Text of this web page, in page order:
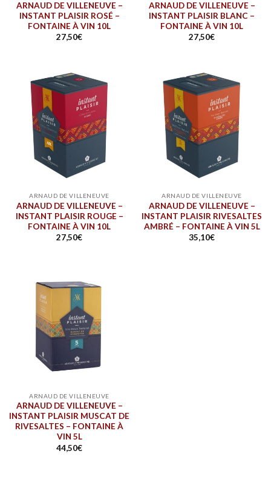
ARNAUD DE VILLENEUVE –
INSTANT PLAISIR ROSÉ –
FONTAINE À VIN 10L
27,50€
ARNAUD DE VILLENEUVE –
INSTANT PLAISIR BLANC –
FONTAINE À VIN 10L
27,50€
ARNAUD DE VILLENEUVE
ARNAUD DE VILLENEUVE –
INSTANT PLAISIR ROUGE –
FONTAINE À VIN 10L
27,50€
ARNAUD DE VILLENEUVE
ARNAUD DE VILLENEUVE –
INSTANT PLAISIR RIVESALTES
AMBRÉ – FONTAINE À VIN 5L
35,10€
ARNAUD DE VILLENEUVE
ARNAUD DE VILLENEUVE –
INSTANT PLAISIR MUSCAT DE
RIVESALTES – FONTAINE À
VIN 5L
44,50€